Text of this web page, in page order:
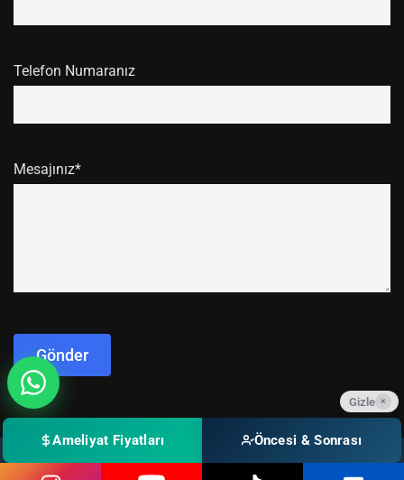
Telefon Numaranız
Mesajınız*
Gizle ×
Ameliyat Fiyatları Öncesi & Sonrası